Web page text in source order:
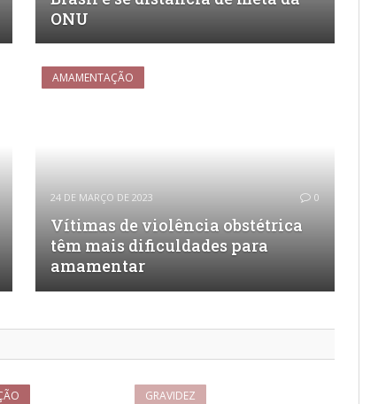
ONU
AMAMENTAÇÃO
24 DE MARÇO DE 2023 0
Vítimas de violência obstétrica
têm mais dificuldades para
amamentar
GRAVIDEZ